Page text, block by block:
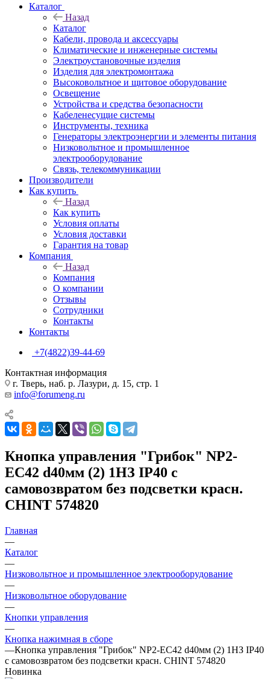
Каталог
Назад
Каталог
Кабели, провода и аксессуары
Климатические и инженерные системы
Электроустановочные изделия
Изделия для электромонтажа
Высоковольтное и щитовое оборудование
Освещение
Устройства и средства безопасности
Кабеленесущие системы
Инструменты, техника
Генераторы электроэнергии и элементы питания
Низковольтное и промышленное
электрооборудование
Связь, телекоммуникации
Производители
Как купить
Назад
Как купить
Условия оплаты
Условия доставки
Гарантия на товар
Компания
Назад
Компания
О компании
Отзывы
Сотрудники
Контакты
Контакты
+7(4822)39-44-69
Контактная информация
г. Тверь, наб. р. Лазури, д. 15, стр. 1
info@forumeng.ru
Кнопка управления "Грибок" NP2-
EC42 d40мм (2) 1НЗ IP40 с
самовозвратом без подсветки красн.
CHINT 574820
Главная
—
Каталог
—
Низковольтное и промышленное электрооборудование
—
Низковольтное оборудование
—
Кнопки управления
—
Кнопка нажимная в сборе
—Кнопка управления "Грибок" NP2-EC42 d40мм (2) 1НЗ IP40
с самовозвратом без подсветки красн. CHINT 574820
Новинка